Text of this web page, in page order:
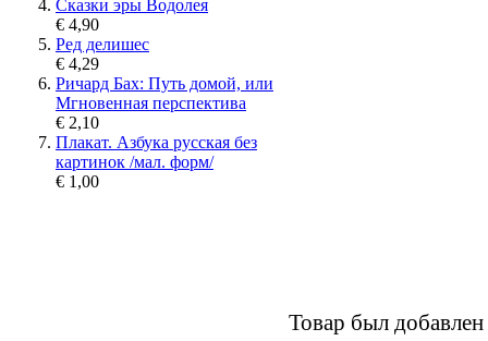
Сказки эры Водолея
€ 4,90
Ред делишес
€ 4,29
Ричард Бах: Путь домой, или
Мгновенная перспектива
€ 2,10
Плакат. Азбука русская без
картинок /мал. форм/
€ 1,00
Товар был